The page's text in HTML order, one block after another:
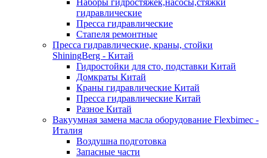
Наборы гидростяжек,насосы,стяжки
гидравлические
Пресса гидравлические
Стапеля ремонтные
Пресса гидравлические, краны, стойки
ShiningBerg - Китай
Гидростойки для сто, подставки Китай
Домкраты Китай
Краны гидравлические Китай
Пресса гидравлические Китай
Разное Китай
Вакуумная замена масла оборудование Flexbimeс -
Италия
Воздушна подготовка
Запасные части